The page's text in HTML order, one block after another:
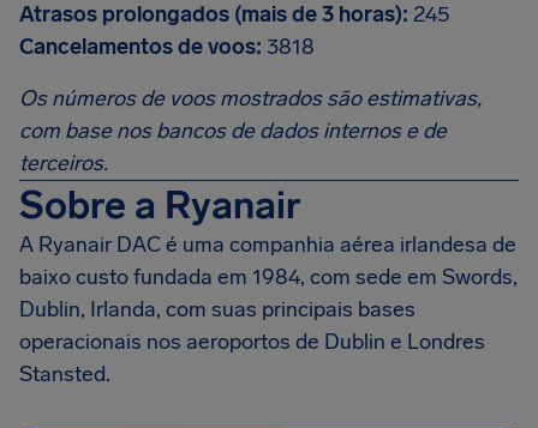
Atrasos prolongados (mais de 3 horas): 245
Cancelamentos de voos: 3818
Os números de voos mostrados são estimativas,
com base nos bancos de dados internos e de
terceiros.
Sobre a Ryanair
A Ryanair DAC é uma companhia aérea irlandesa de
baixo custo fundada em 1984, com sede em Swords,
Dublin, Irlanda, com suas principais bases
operacionais nos aeroportos de Dublin e Londres
Stansted.